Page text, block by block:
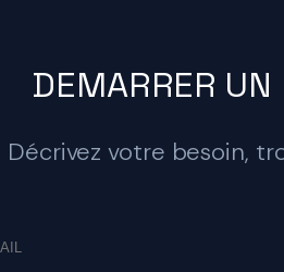
DEMARRER UN
Décrivez votre besoin,